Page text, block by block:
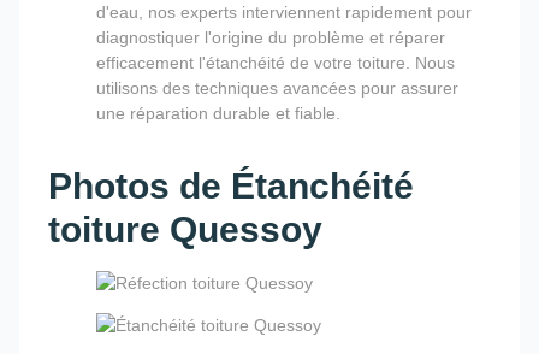
d'eau, nos experts interviennent rapidement pour
diagnostiquer l'origine du problème et réparer
efficacement l'étanchéité de votre toiture. Nous
utilisons des techniques avancées pour assurer
une réparation durable et fiable.
Photos de Étanchéité
toiture Quessoy